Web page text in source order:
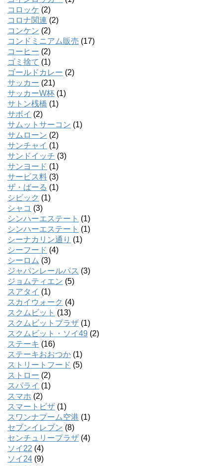
コロッケ (2)
コロナ関連 (2)
コンケン (2)
コンドミニアム販売 (17)
コーヒー (2)
ゴミ捨て (1)
ゴールドカレー (2)
サッカー (21)
サッカーW杯 (1)
サトン桟橋 (1)
サボイ (2)
サムットサーコン (1)
サムローン (2)
サンチャイ (1)
サンドイッチ (3)
サンヨード (1)
サービス料 (3)
ザ・ばーる (1)
シビック (1)
シャコ (3)
シンハーエステート (1)
シンハーエステート (1)
シーナカリン通り (1)
シーフード (4)
シーロム (3)
ジャパンレールパス (3)
ジョムティエン (5)
スアタイ (1)
スカイウォーク (4)
スクムビット (13)
スクムビットプラザ (1)
スクムビット・ソイ49 (2)
ステーキ (16)
ステーキおおつか (1)
ストリートフード (5)
ストロー (2)
スパライ (1)
スマホ (2)
スマートビザ (1)
スワンナプーム空港 (1)
セブンイレブン (8)
センチュリープラザ (4)
ソイ22 (4)
ソイ24 (9)